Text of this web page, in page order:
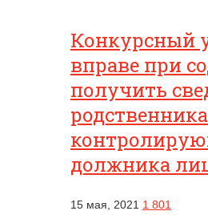
Конкурсный
вправе при
получить
должника
15 мая, 2021 1 801